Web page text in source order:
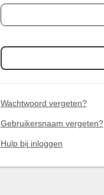
Wachtwoord vergeten?
Gebruikersnaam vergeten?
Hulp bij inloggen